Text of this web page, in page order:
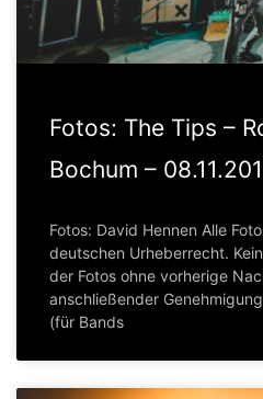
Fotos: The Tips –
Bochum –
Fotos: David Hennen Alle
deutschen Urheberrecht.
der Fotos ohne vorherige
anschließender
(für Bands